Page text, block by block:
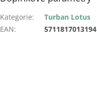
Kategorie:
Turban Lotus
EAN: 5711817013194